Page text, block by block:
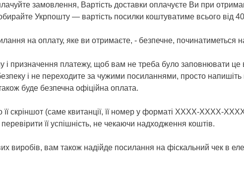
замовлення, Вартість доставки оплачуєте Ви при
Укрпошту — вартість посилки коштуватиме всього від
на оплату, яке ви отримаєте, - безпечне, починатиметься
і призначення платежу, щоб вам не треба було заповнювати це
і не переходите за чужими посиланнями, просто напишіть
буде безпечна офіційна оплата.
її скріншот (саме квитанції, її номер у форматі ХХХХ-ХХХХ-
її успішність, не чекаючи надходження коштів.
виробів, вам також надійде посилання на фіскальний чек в